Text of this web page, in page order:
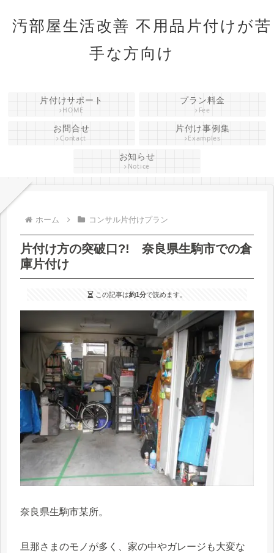
汚部屋生活改善 不用品片付けが苦
手な方向け
片付けサポート
HOME
プラン料金
Fee
お問合せ
Contact
片付け事例集
Examples
お知らせ
Notice
ホーム コンサル片付けプラン
片付け方の突破口?! 奈良県生駒市での倉
庫片付け
この記事は約1分で読めます。
奈良県生駒市某所。
旦那さまのモノが多く、家の中やガレージも大変な